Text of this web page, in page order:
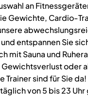
an
Gewichte, Cardio-
entspannen Sie
mit Sauna und
Gewichtsverlust oder
Trainer sind für Sie
von 5 bis 23